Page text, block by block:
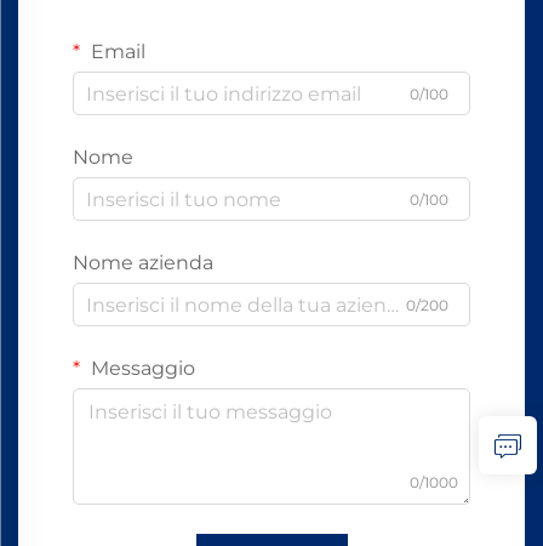
Email
0/100
Nome
0/100
Nome azienda
0/200
Messaggio
0/1000